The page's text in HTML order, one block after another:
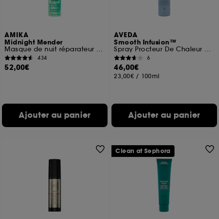
AMIKA
Midnight Mender
Masque de nuit réparateur fortifiant
434
52,00€
Ajouter au panier
AVEDA
Smooth Infusion™
Spray Procteur De Chaleur Anti-Frisottis
6
46,00€
23,00€ / 100ml
Ajouter au panier
Clean at Sephora